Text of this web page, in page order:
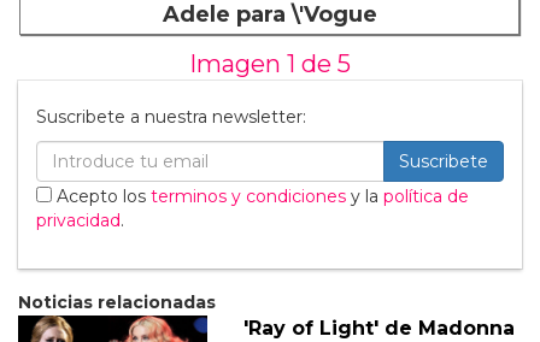
Adele para \'Vogue
Imagen 1 de 5
Suscribete a nuestra newsletter:
Suscribete
Acepto los terminos y condiciones y la política de
privacidad.
Noticias relacionadas
'Ray of Light' de Madonna